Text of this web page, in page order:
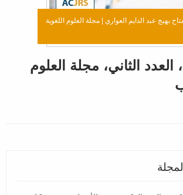
بهيج عبد الدايم العواري
مجلة العلوم اللغوية
العدد الثاني، مجلة العلوم